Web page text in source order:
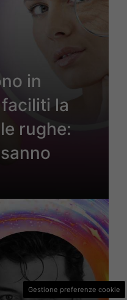
in
la
rughe:
Gestione preferenze cookie